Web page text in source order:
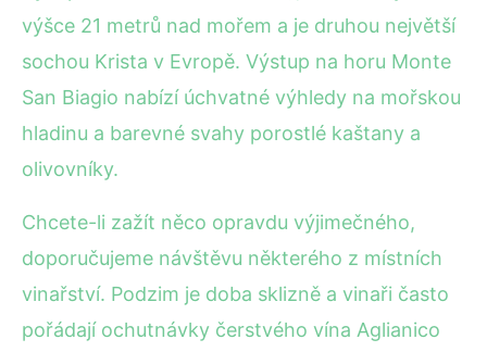
výšce 21 metrů nad mořem a je druhou největší
sochou Krista v Evropě. Výstup na horu Monte
San Biagio nabízí úchvatné výhledy na mořskou
hladinu a barevné svahy porostlé kaštany a
olivovníky.
Chcete-li zažít něco opravdu výjimečného,
doporučujeme návštěvu některého z místních
vinařství. Podzim je doba sklizně a vinaři často
pořádají ochutnávky čerstvého vína Aglianico